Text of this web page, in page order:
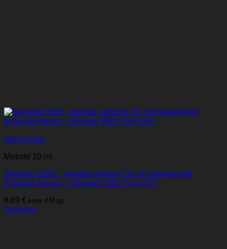
Quick View
Meeste 10 ml
Sorvella S526 – meeste parfüüm 10 ml (inspireeritud
Emporio Armani – Stronger With You) EDP
8,89 € koos KM-ga
Lisa korvi